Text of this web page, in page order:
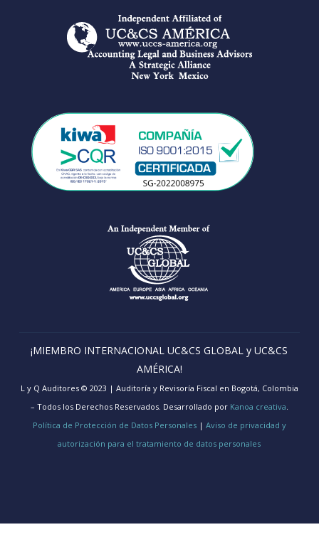
¡MIEMBRO INTERNACIONAL UC&CS GLOBAL y UC&CS
AMÉRICA!
L y Q Auditores © 2023 | Auditoría y Revisoría Fiscal en Bogotá, Colombia
– Todos los Derechos Reservados. Desarrollado por Kanoa creativa.
Política de Protección de Datos Personales| Aviso de privacidad y
autorización para el tratamiento de datos personales